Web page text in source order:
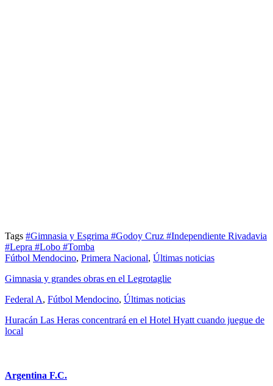
Tags #Gimnasia y Esgrima #Godoy Cruz #Independiente Rivadavia
#Lepra #Lobo #Tomba
Fútbol Mendocino, Primera Nacional, Últimas noticias
Gimnasia y grandes obras en el Legrotaglie
Federal A, Fútbol Mendocino, Últimas noticias
Huracán Las Heras concentrará en el Hotel Hyatt cuando juegue de
local
Argentina F.C.